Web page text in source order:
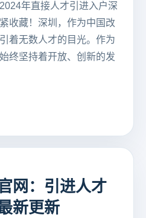
年直接人才引进入户深
收藏！深圳，作为中国改
着无数人才的目光。作为
终坚持着开放、创新的发
网：引进人才
新更新